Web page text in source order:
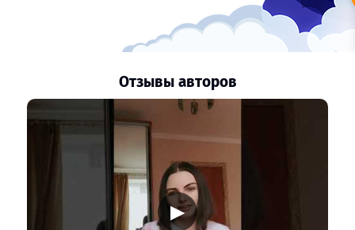
Отзывы авторов
▶